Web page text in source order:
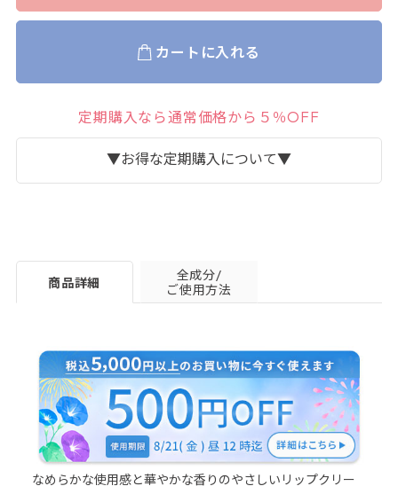
カートに入れる
定期購入なら通常価格から５％OFF
▼お得な定期購入について▼
詳細はこちら＞
商品詳細
全成分/
ご使用方法
なめらかな使用感と華やかな香りのやさしいリップクリー